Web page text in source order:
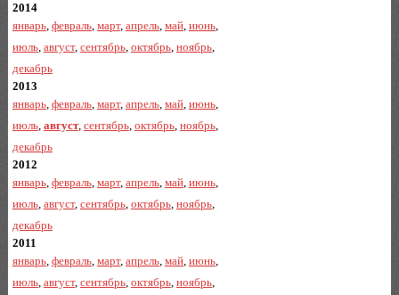
2014
январь, февраль, март, апрель, май, июнь,
июль, август, сентябрь, октябрь, ноябрь,
декабрь
2013
январь, февраль, март, апрель, май, июнь,
июль, август, сентябрь, октябрь, ноябрь,
декабрь
2012
январь, февраль, март, апрель, май, июнь,
июль, август, сентябрь, октябрь, ноябрь,
декабрь
2011
январь, февраль, март, апрель, май, июнь,
июль, август, сентябрь, октябрь, ноябрь,